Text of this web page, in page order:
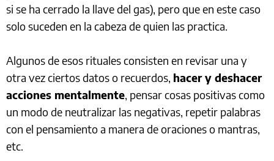
si se ha cerrado la llave del gas), pero que en este caso
solo suceden en la cabeza de quien las practica.
Algunos de esos rituales consisten en revisar una y
otra vez ciertos datos o recuerdos, hacer y deshacer
acciones mentalmente, pensar cosas positivas como
un modo de neutralizar las negativas, repetir palabras
con el pensamiento a manera de oraciones o mantras,
etc.